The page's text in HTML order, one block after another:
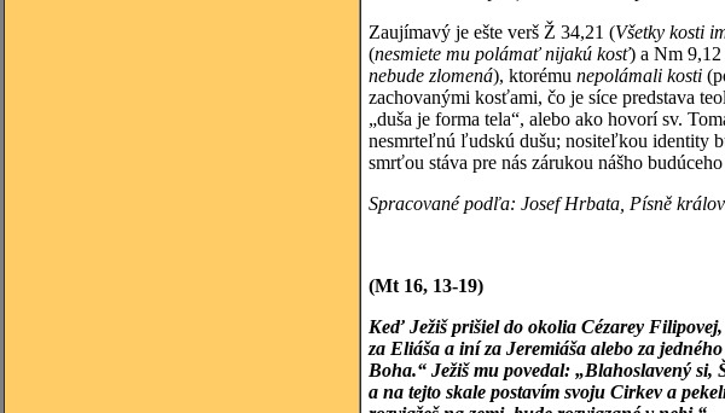
Zaujímavý je ešte verš Ž 34,21 (Všetky kosti
(nesmiete mu polámať nijakú kosť) a Nm 9,12
nebude zlomená), ktorému nepolámali kosti
zachovanými kosťami, čo je síce predstava
„duša je forma tela“, alebo ako hovorí sv.
nesmrteľnú ľudskú dušu; nositeľkou identity
smrťou stáva pre nás zárukou nášho
Spracované podľa: Josef Hrbata, Písně
(Mt 16, 13-19)
Keď Ježiš prišiel do okolia Cézarey
za Eliáša a iní za Jeremiáša alebo za
Boha.“ Ježiš mu povedal: „Blahoslavený si,
a na tejto skale postavím svoju Cirkev a